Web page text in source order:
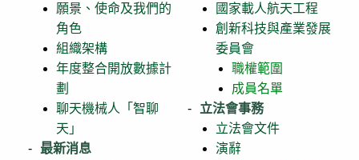
願景、使命及我們的
角色
組織架構
年度整合開放數據計
劃
聊天機械人「智聊
天」
最新消息
國家載人航天工程
創新科技與產業發展
委員會
職權範圍
成員名單
立法會事務
立法會文件
演辭